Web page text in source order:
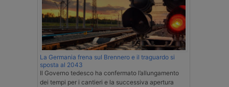
La Germania frena sul Brennero e il traguardo si
sposta al 2043
Il Governo tedesco ha confermato l’allungamento
dei tempi per i cantieri e la successiva apertura